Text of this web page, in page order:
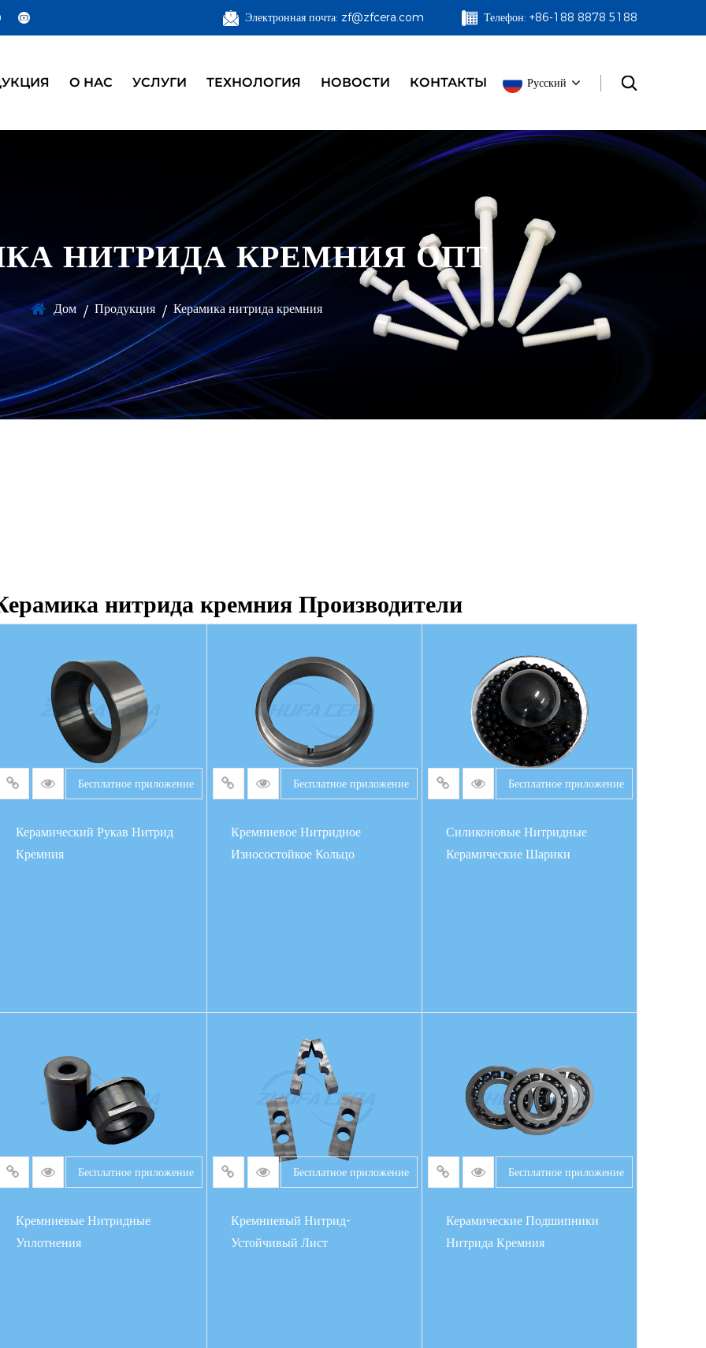
Электронная почта: zf@zfcera.com Телефон: +86-188 8878 5188
О НАС УСЛУГИ ТЕХНОЛОГИЯ НОВОСТИ КОНТАКТЫ Русский
НИТРИДА КРЕМНИЯ ОПТ
Дом / Продукция / Керамика нитрида кремния
нитрида кремния Производители
Бесплатное приложение
Керамический Рукав Нитрид
Кремния
Бесплатное приложение
Кремниевое Нитридное
Износостойкое Кольцо
Бесплатное приложение
Силиконовые Нитридные
Керамические Шарики
Бесплатное приложение
Кремниевые Нитридные
Уплотнения
Бесплатное приложение
Кремниевый Нитрид-
Устойчивый Лист
Бесплатное приложение
Керамические Подшипники
Нитрида Кремния